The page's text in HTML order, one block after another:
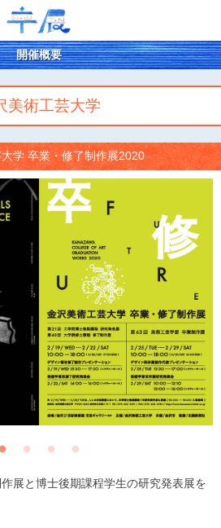
開催概要
美術工芸大学
学 卒業・修了制作展2020
展と博士後期課程学生の研究発表展を